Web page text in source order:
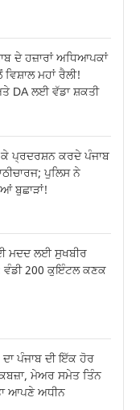
ਦੇ ਹਜ਼ਾਰਾਂ ਅਧਿਆਪਕਾਂ
ਮਹਾਂ ਰੈਲੀ!
DA ਲਈ ਵੱਡਾ ਸ਼ਕਤੀ
ਕੇ ਪ੍ਰਦਰਸ਼ਨ ਕਰਦੇ ਪੰਜਾਬ
ਪੁਲਿਸ ਨੇ
ਬੁਛਾੜਾਂ!
ਮਦਦ ਲਈ ਸੁਖਬੀਰ
200 ਕੁਇੰਟਲ ਕਣਕ
ਪੰਜਾਬ ਦੀ ਇੱਕ ਹੋਰ
ਮੇਅਰ ਸਮੇਤ ਤਿੰਨ
ਆਪਣੇ ਅਧੀਨ